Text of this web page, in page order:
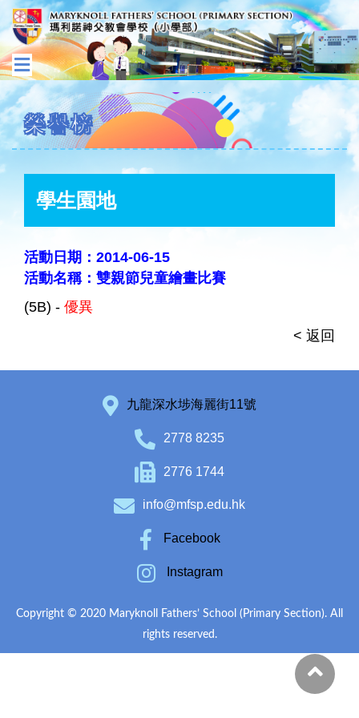
榮譽榜
學生園地
活動日期：2014-06-15
活動名稱：雙親節兒童繪畫比賽
(5B) - 優異
< 返回
九龍深水埗海麗街11號
2778 8235
2776 1744
info@mfsp.edu.hk
Facebook
Instagram
Copyright © 2020 Maryknoll Fathers’ School (Primary Section). All
rights reserved.